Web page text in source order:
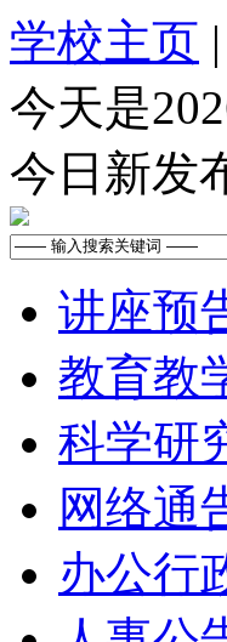
学校主页 |
今天是
今日新发
讲座预
教育教
科学研
网络通
办公行